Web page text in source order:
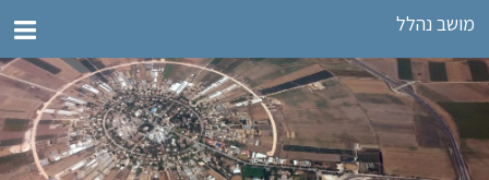
מושב נהלל